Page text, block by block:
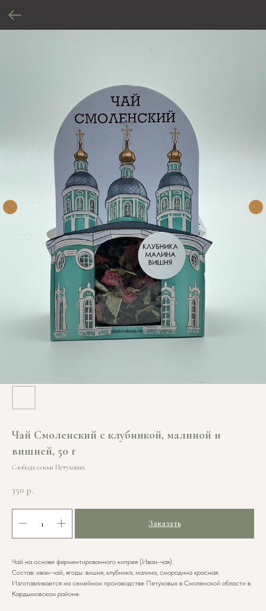
Чай Смоленский с клубникой, малиной и
вишней, 50 г
Слобода семьи Петуховых
350 р.
Заказать
Чай на основе ферментированного кипрея (Иван-чая).
Состав: иван-чай, ягоды: вишня, клубника, малина, смородина красная.
Изготавливается на семейном производстве Петуховых в Смоленской области в
Кардымовском районе.